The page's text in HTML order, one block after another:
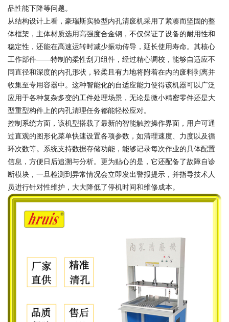
品性能下降等问题。
从结构设计上看，豪瑞斯实验型内孔清废机采用了紧凑而坚固的整
体框架，主体材质选用高强度合金钢，不仅保证了设备的耐用性和
稳定性，还能在高速运转时减少振动传导，延长使用寿命。其核心
工作部件——特制的柔性刮刀组件，经过精心调校，能够自适应不
同直径和深度的内孔形状，轻柔且有力地将附着在内的废料剥离并
收集至专用容器中。这种智能化的自适应能力使得该机器可以广泛
应用于各种复杂多变的工件处理场景，无论是微小精密零件还是大
型重型构件上的内孔清理任务都能轻松应对。
控制系统方面，该机型搭载了最新的智能触控操作界面，用户可通
过直观的图形化菜单快速设置各项参数，如清理速度、力度以及循
环次数等。系统支持数据存储功能，能够记录每次作业的具体配置
信息，方便日后追溯与分析。更为贴心的是，它还配备了故障自诊
断模块，一旦检测到异常情况会立即发出警报提示，并指导技术人
员进行针对性维护，大大降低了停机时间和维修成本。